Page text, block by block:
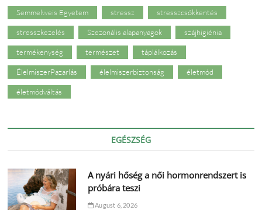
Semmelweis Egyetem stressz stresszcsökkentés
stresszkezelés Szezonális alapanyagok szájhigiénia
termékenység természet táplálkozás
ÉlelmiszerPazarlás élelmiszerbiztonság életmód
életmódváltás
EGÉSZSÉG
A nyári hőség a női hormonrendszert is
próbára teszi
August 6, 2026